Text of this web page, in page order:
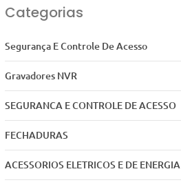
Categorias
Segurança E Controle De Acesso
Gravadores NVR
SEGURANCA E CONTROLE DE ACESSO
FECHADURAS
ACESSORIOS ELETRICOS E DE ENERGIA